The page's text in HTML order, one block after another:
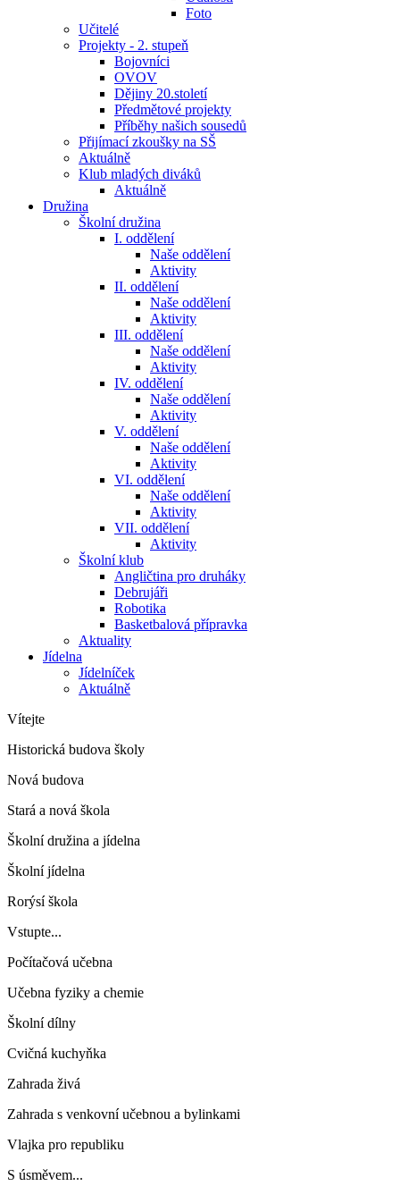
Foto
Učitelé
Projekty - 2. stupeň
Bojovníci
OVOV
Dějiny 20.století
Předmětové projekty
Příběhy našich sousedů
Přijímací zkoušky na SŠ
Aktuálně
Klub mladých diváků
Aktuálně
Družina
Školní družina
I. oddělení
Naše oddělení
Aktivity
II. oddělení
Naše oddělení
Aktivity
III. oddělení
Naše oddělení
Aktivity
IV. oddělení
Naše oddělení
Aktivity
V. oddělení
Naše oddělení
Aktivity
VI. oddělení
Naše oddělení
Aktivity
VII. oddělení
Aktivity
Školní klub
Angličtina pro druháky
Debrujáři
Robotika
Basketbalová přípravka
Aktuality
Jídelna
Jídelníček
Aktuálně
Vítejte
Historická budova školy
Nová budova
Stará a nová škola
Školní družina a jídelna
Školní jídelna
Rorýsí škola
Vstupte...
Počítačová učebna
Učebna fyziky a chemie
Školní dílny
Cvičná kuchyňka
Zahrada živá
Zahrada s venkovní učebnou a bylinkami
Vlajka pro republiku
S úsměvem...